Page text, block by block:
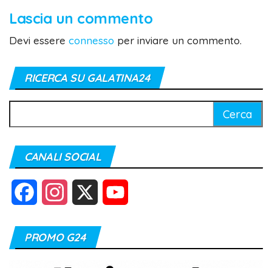
Lascia un commento
Devi essere connesso per inviare un commento.
RICERCA SU GALATINA24
per:
CANALI SOCIAL
c s
PROMO G24